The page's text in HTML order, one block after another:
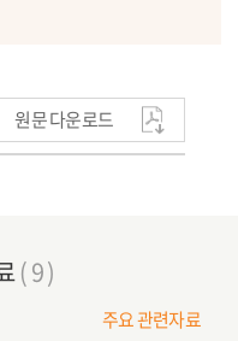
원문 다운로드
( 9 )
주요 관련자료